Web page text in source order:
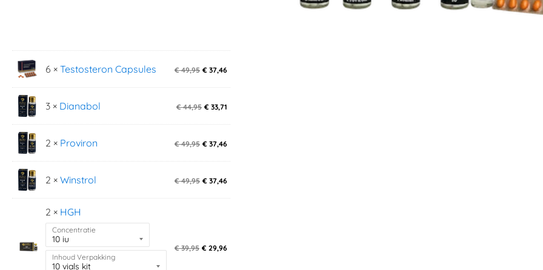
6 × Testosteron Capsules €49,95 € 37,46
3 × Dianabol €44,95 € 33,71
2 × Proviron €49,95 € 37,46
2 × Winstrol €49,95 € 37,46
2 × HGH
Concentratie
Inhoud Verpakking
€39,95 € 29,96